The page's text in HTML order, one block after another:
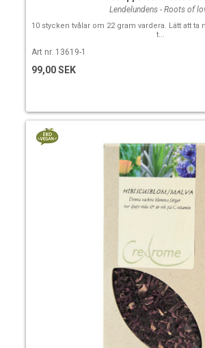
Lendelundens - Roots of
10 stycken tvålar om 22 gram vardera. Lätt att ta
t...
Art nr. 13619-1
99,00 SEK